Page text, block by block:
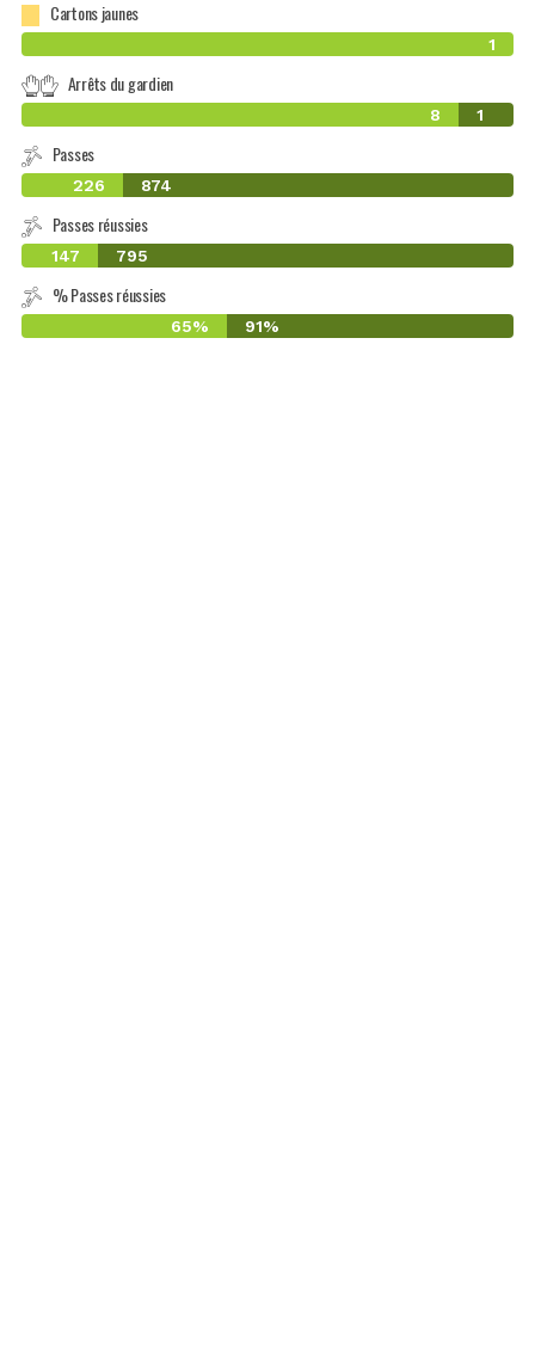
Cartons jaunes
1
Arrêts du gardien
8 1
Passes
226 874
Passes réussies
147 795
% Passes réussies
65% 91%